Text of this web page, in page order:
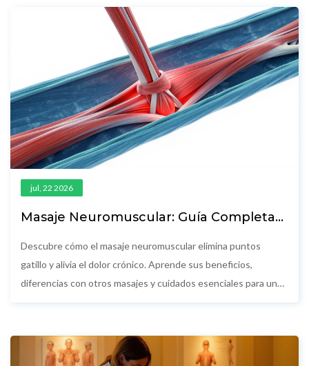
jul, 22 2026
Masaje Neuromuscular: Guía Completa
Descubre cómo el masaje neuromuscular elimina puntos
gatillo y alivia el dolor crónico. Aprende sus beneficios,
diferencias con otros masajes y cuidados esenciales para una